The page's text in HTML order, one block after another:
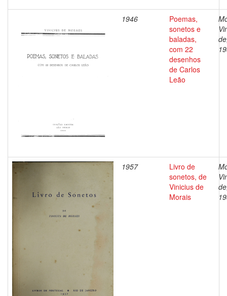
1946
Poemas,
sonetos e
baladas,
com 22
desenhos
de Carlos
Leão
1957
Livro de
sonetos, de
Vinicius de
Morais